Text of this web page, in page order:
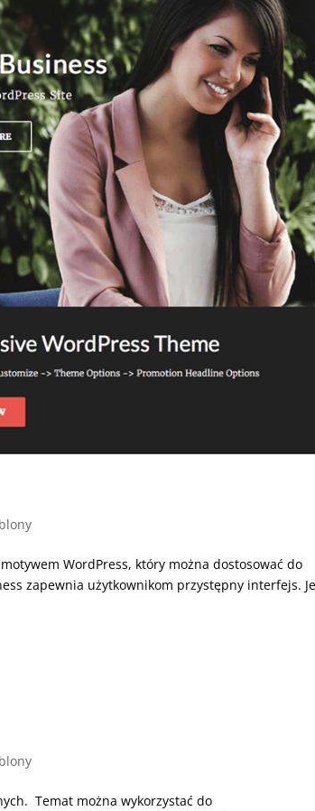
WordPress, który można dostosować do
zapewnia użytkownikom przystępny interfejs.
Temat można wykorzystać do